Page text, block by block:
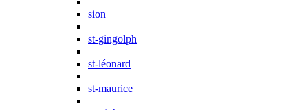
sion
st-gingolph
st-léonard
st-maurice